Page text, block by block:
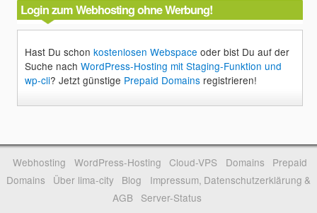
Login zum Webhosting ohne Werbung!
Hast Du schonkostenlosen Webspace oder bist Du auf der
Suche nachWordPress-Hosting mit Staging-Funktion und
wp-cli? Jetzt günstige Prepaid Domains registrieren!
Webhosting WordPress-Hosting Cloud-VPS Domains
Prepaid
Domains
Über lima-city Blog
Impressum, Datenschutzerklärung &
AGB
Server-Status